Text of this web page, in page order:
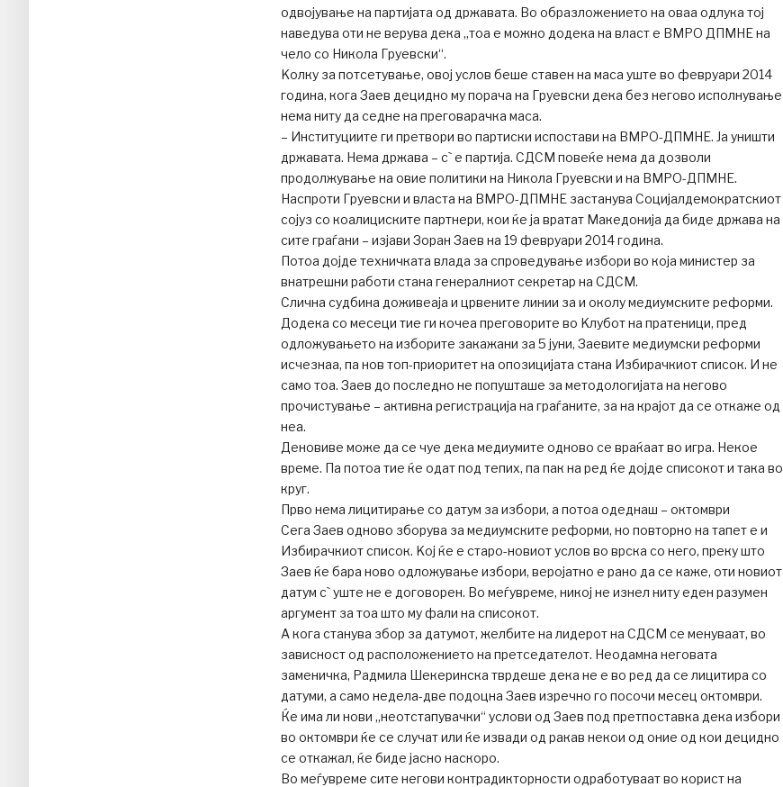
одвојување на партијата од државата. Во образложението на оваа одлука тој
наведува оти не верува дека „тоа е можно додека на власт е ВМРО ДПМНЕ на
чело со Никола Груевски“.
Kолку за потсетување, овој услов беше ставен на маса уште во февруари 2014
година, кога Заев децидно му порача на Груевски дека без негово исполнување
нема ниту да седне на преговарачка маса.
– Институциите ги претвори во партиски испостави на ВМРО-ДПМНЕ. Ја уништи
државата. Нема држава – с` е партија. СДСМ повеќе нема да дозволи
продолжување на овие политики на Никола Груевски и на ВМРО-ДПМНЕ.
Наспроти Груевски и власта на ВМРО-ДПМНЕ застанува Социјалдемократскиот
сојуз со коалициските партнери, кои ќе ја вратат Македонија да биде држава на
сите граѓани – изјави Зоран Заев на 19 февруари 2014 година.
Потоа дојде техничката влада за спроведување избори во која министер за
внатрешни работи стана генералниот секретар на СДСМ.
Слична судбина доживеаја и црвените линии за и околу медиумските реформи.
Додека со месеци тие ги кочеа преговорите во Kлубот на пратеници, пред
одложувањето на изборите закажани за 5 јуни, Заевите медиумски реформи
исчезнаа, па нов топ-приоритет на опозицијата стана Избирачкиот список. И не
само тоа. Заев до последно не попушташе за методологијата на негово
прочистување – активна регистрација на граѓаните, за на крајот да се откаже од
неа.
Деновиве може да се чуе дека медиумите одново се враќаат во игра. Некое
време. Па потоа тие ќе одат под тепих, па пак на ред ќе дојде списокот и така во
круг.
Прво нема лицитирање со датум за избори, а потоа одеднаш – октомври
Сега Заев одново зборува за медиумските реформи, но повторно на тапет е и
Избирачкиот список. Kој ќе е старо-новиот услов во врска со него, преку што
Заев ќе бара ново одложување избори, веројатно е рано да се каже, оти новиот
датум с` уште не е договорен. Во меѓувреме, никој не изнел ниту еден разумен
аргумент за тоа што му фали на списокот.
А кога станува збор за датумот, желбите на лидерот на СДСМ се менуваат, во
зависност од расположението на претседателот. Неодамна неговата
заменичка, Радмила Шекеринска тврдеше дека не е во ред да се лицитира со
датуми, а само недела-две подоцна Заев изречно го посочи месец октомври.
Ќе има ли нови „неотстапувачки“ услови од Заев под претпоставка дека избори
во октомври ќе се случат или ќе извади од ракав некои од оние од кои децидно
се откажал, ќе биде јасно наскоро.
Во меѓувреме сите негови контрадикторности одработуваат во корист на